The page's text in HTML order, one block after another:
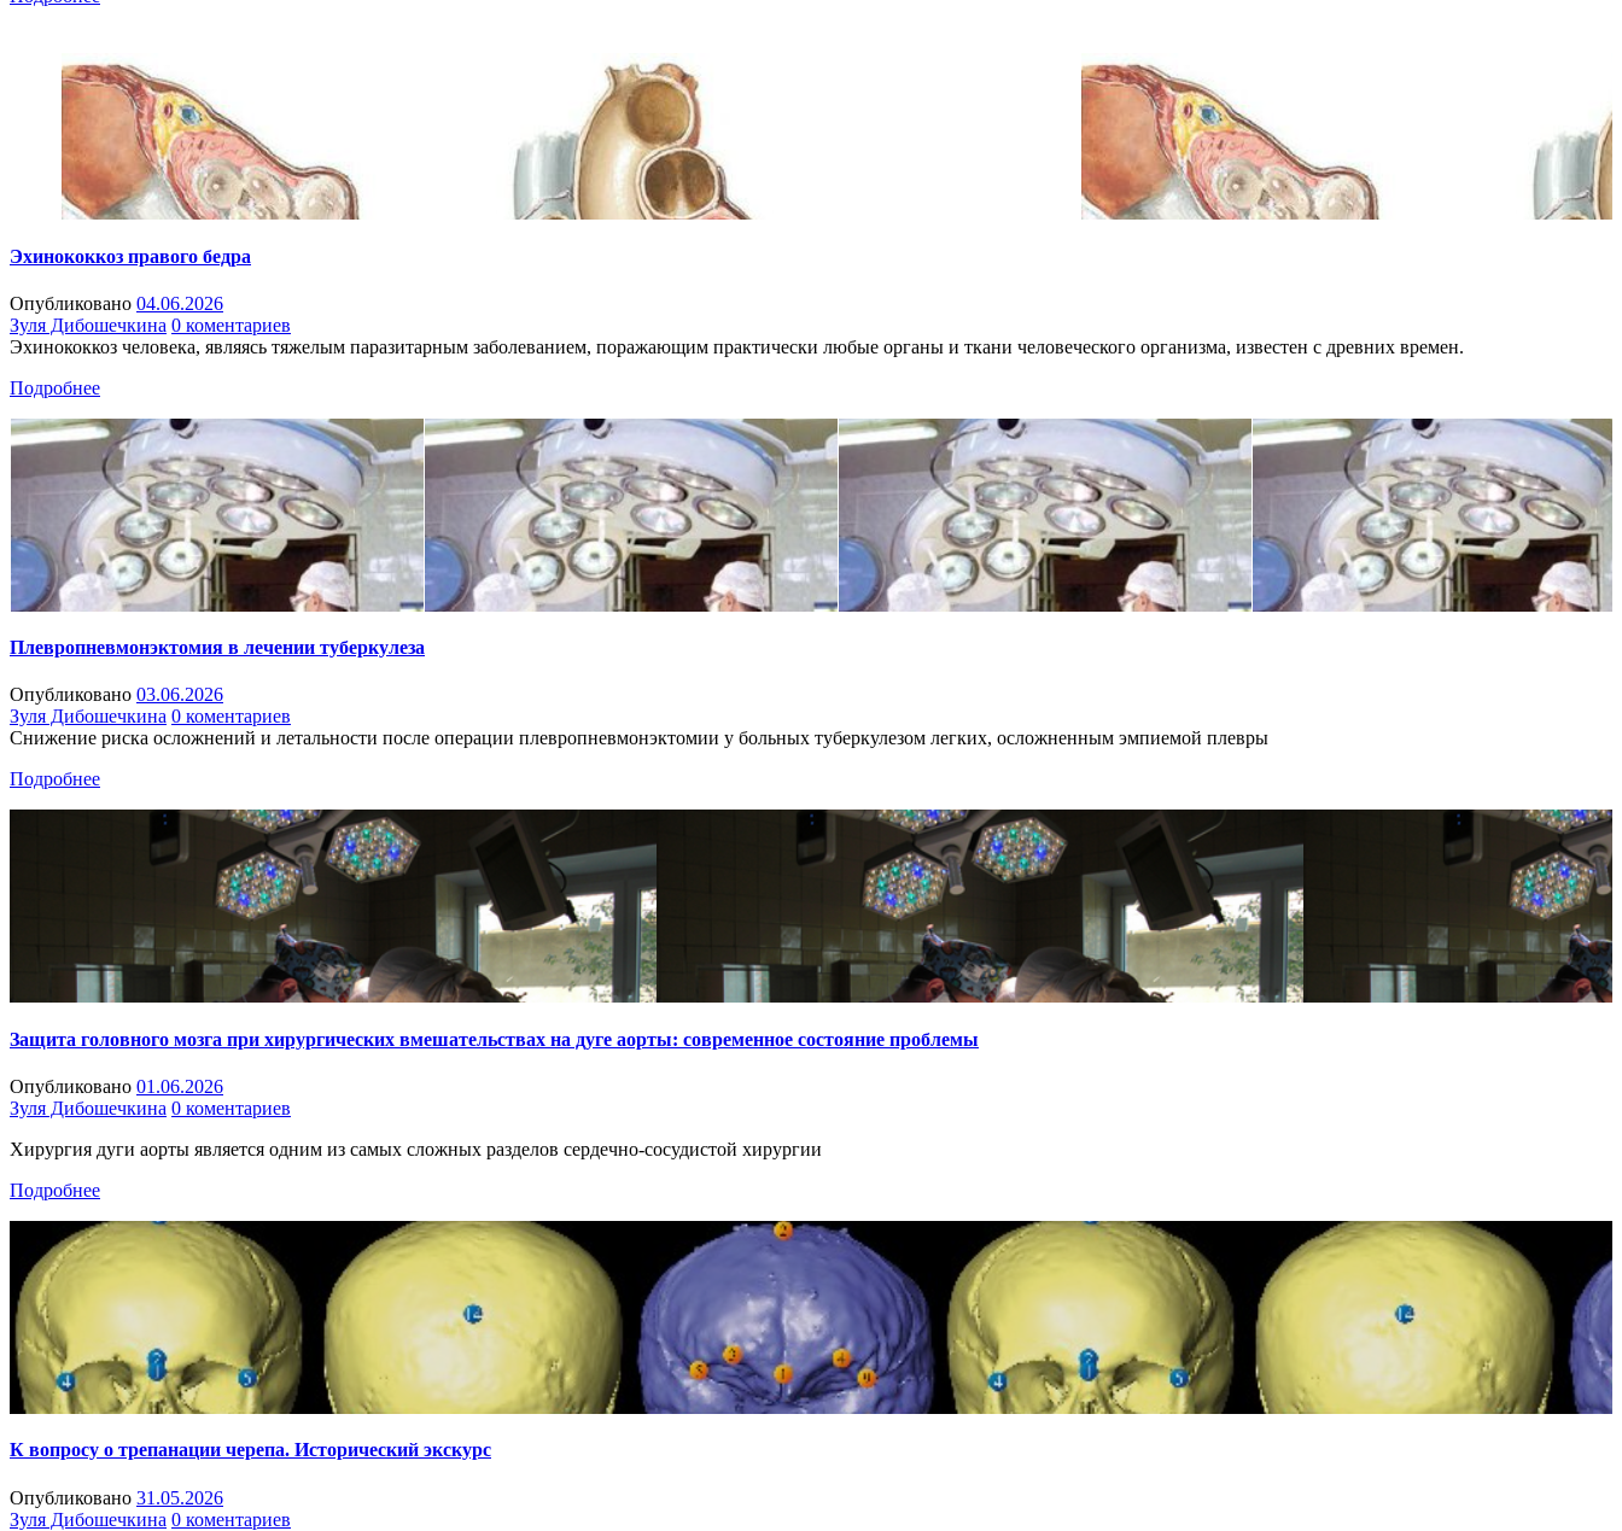
Эхинококкоз правого бедра
Опубликовано 04.06.2026
Зуля Дибошечкина 0 коментариев
Эхинококкоз человека, являясь тяжелым паразитарным заболеванием, поражающим практически любые органы и ткани человеческого организма, известен с древних времен.
Подробнее
Плевропневмонэктомия в лечении туберкулеза
Опубликовано 03.06.2026
Зуля Дибошечкина 0 коментариев
Снижение риска осложнений и летальности после операции плевропневмонэктомии у больных туберкулезом легких, осложненным эмпиемой плевры
Подробнее
Защита головного мозга при хирургических вмешательствах на дуге аорты: современное состояние проблемы
Опубликовано 01.06.2026
Зуля Дибошечкина 0 коментариев
Хирургия дуги аорты является одним из самых сложных разделов сердечно-сосудистой хирургии
Подробнее
К вопросу о трепанации черепа. Исторический экскурс
Опубликовано 31.05.2026
Зуля Дибошечкина 0 коментариев